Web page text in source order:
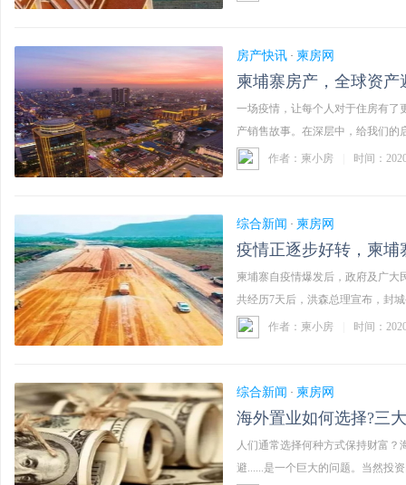
房产快讯 · 柬房网
柬埔寨房产，全球资产
一场疫情，让每个人对于住房有了
产销售故事。在深层中，给我们的
深 ...……作者：柬小房 时间：
综合新闻 · 柬房网
疫情正逐步好转，柬
柬埔寨自疫情爆发后，政府及广大
共经历7天后，洪森总理宣布，封
作者：柬小房 时间：
综合新闻 · 柬房网
海外置业如何选择?三
人们通常选择何种方式保持财富
避......是一个巨大的问题。当然投